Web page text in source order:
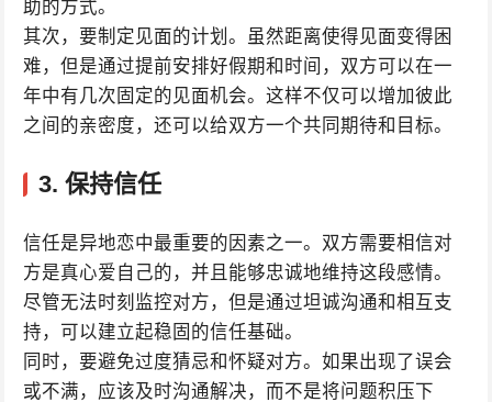
助的方式。
其次，要制定见面的计划。虽然距离使得见面变得困
难，但是通过提前安排好假期和时间，双方可以在一
年中有几次固定的见面机会。这样不仅可以增加彼此
之间的亲密度，还可以给双方一个共同期待和目标。
3. 保持信任
信任是异地恋中最重要的因素之一。双方需要相信对
方是真心爱自己的，并且能够忠诚地维持这段感情。
尽管无法时刻监控对方，但是通过坦诚沟通和相互支
持，可以建立起稳固的信任基础。
同时，要避免过度猜忌和怀疑对方。如果出现了误会
或不满，应该及时沟通解决，而不是将问题积压下